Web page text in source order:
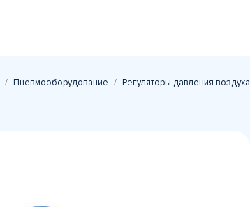
Пневмооборудование Регуляторы давления воздуха